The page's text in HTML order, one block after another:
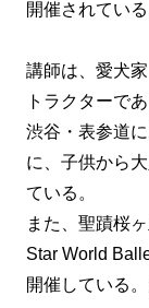
開催されている
講師は、愛犬
トラクターで
渋谷・表参道
に、子供から
ている。
また、聖蹟桜
Star World
開催している